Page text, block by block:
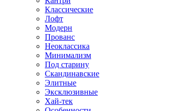
Классические
Лофт
Модерн
Прованс
Неоклассика
Минимализм
Под старину
Скандинавские
Элитные
Эксклюзивные
Хай-тек